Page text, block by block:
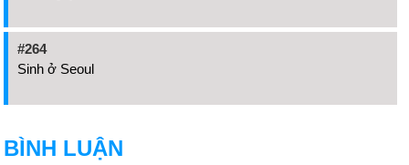
#264
Sinh ở Seoul
BÌNH LUẬN